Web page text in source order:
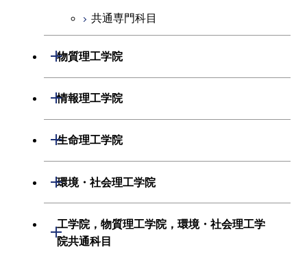
共通専門科目
物質理工学院
開閉
材料系
初年次専門科目
共通専門科目
情報理工学院
開閉
数理・計算科学系
初年次専門科目
創造プロセス科目
生命理工学院
開閉
生命理工学系
創造プロセス科目
環境・社会理工学院
開閉
建築学系
工学院，物質理工学院，環境・社会理工学
院共通科目
開閉